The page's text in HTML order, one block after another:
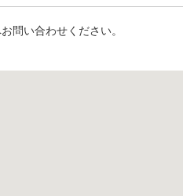
問い合わせください。